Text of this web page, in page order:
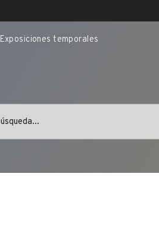
Exposiciones temporales